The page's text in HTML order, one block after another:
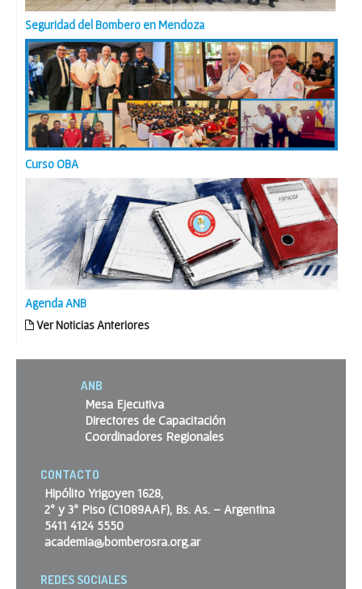
Seguridad del Bombero en Mendoza
Curso OBA
Agenda ANB
Ver Noticias Anteriores
ANB
Mesa Ejecutiva
Directores de Capacitación
Coordinadores Regionales
CONTACTO
Hipólito Yrigoyen 1628,
2º y 3º Piso (C1089AAF), Bs. As. – Argentina
5411 4124 5550
academia@bomberosra.org.ar
REDES SOCIALES